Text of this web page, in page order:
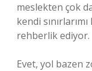
meslekten çok
kendi
rehberlik ediyor.
Evet, yol bazen